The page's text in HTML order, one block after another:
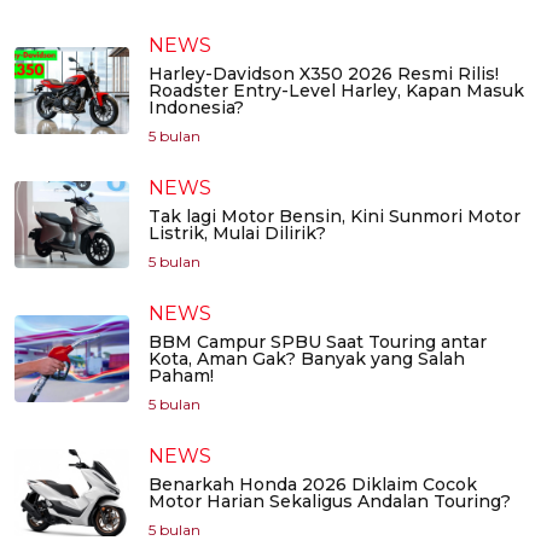
NEWS
Harley-Davidson X350 2026 Resmi Rilis!
Roadster Entry-Level Harley, Kapan Masuk
Indonesia?
5 bulan
NEWS
Tak lagi Motor Bensin, Kini Sunmori Motor
Listrik, Mulai Dilirik?
5 bulan
NEWS
BBM Campur SPBU Saat Touring antar
Kota, Aman Gak? Banyak yang Salah
Paham!
5 bulan
NEWS
Benarkah Honda 2026 Diklaim Cocok
Motor Harian Sekaligus Andalan Touring?
5 bulan